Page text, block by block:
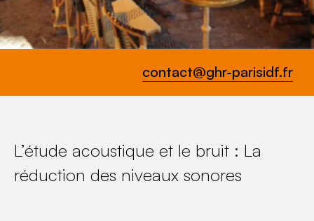
contact@ghr-parisidf.fr
L’étude acoustique et le bruit : La
réduction des niveaux sonores